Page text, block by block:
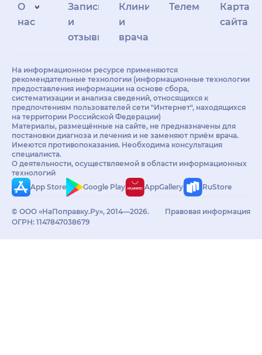
О
нас
Запись
и
отзывы
Клиникам
и
врачам
Телемедицина
Карта
сайта
На информационном ресурсе применяются
рекомендательные технологии (информационные технологии
предоставления информации на основе сбора,
систематизации и анализа сведений, относящихся к
предпочтениям пользователей сети "Интернет", находящихся
на территории Российской Федерации)
Материалы, размещённые на сайте, не предназначены для
постановки диагноза и лечения и не заменяют приём врача.
Имеются противопоказания. Необходима консультация
специалиста.
О деятельности, осуществляемой в области информационных
технологий
App Store
Google Play AppGallery RuStore
© ООО «НаПоправку.Ру», 2014—2026.
ОГРН: 1147847038679
Правовая информация